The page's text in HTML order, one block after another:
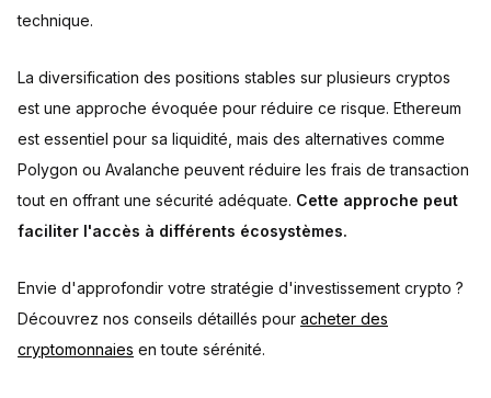
technique.
La diversification des positions stables sur plusieurs cryptos
est une approche évoquée pour réduire ce risque. Ethereum
est essentiel pour sa liquidité, mais des alternatives comme
Polygon ou Avalanche peuvent réduire les frais de transaction
tout en offrant une sécurité adéquate. Cette approche peut
faciliter l'accès à différents écosystèmes.
Envie d'approfondir votre stratégie d'investissement crypto ?
Découvrez nos conseils détaillés pour acheter des
cryptomonnaies en toute sérénité.